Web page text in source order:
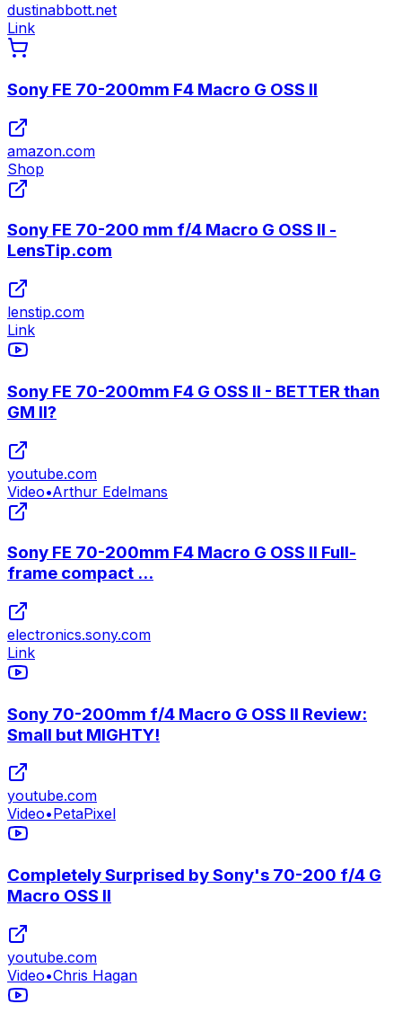
dustinabbott.net
Link
Sony FE 70-200mm F4 Macro G OSS II
amazon.com
Shop
Sony FE 70-200 mm f/4 Macro G OSS II -
LensTip.com
lenstip.com
Link
Sony FE 70-200mm F4 G OSS II - BETTER than
GM II?
youtube.com
Video•Arthur Edelmans
Sony FE 70-200mm F4 Macro G OSS II Full-
frame compact ...
electronics.sony.com
Link
Sony 70-200mm f/4 Macro G OSS II Review:
Small but MIGHTY!
youtube.com
Video•PetaPixel
Completely Surprised by Sony's 70-200 f/4 G
Macro OSS II
youtube.com
Video•Chris Hagan